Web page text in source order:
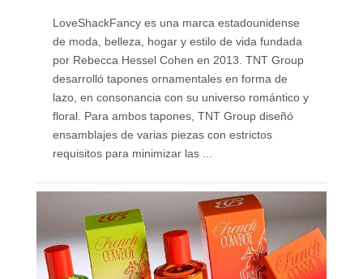
LoveShackFancy es una marca estadounidense
de moda, belleza, hogar y estilo de vida fundada
por Rebecca Hessel Cohen en 2013. TNT Group
desarrolló tapones ornamentales en forma de
lazo, en consonancia con su universo romántico y
floral. Para ambos tapones, TNT Group diseñó
ensamblajes de varias piezas con estrictos
requisitos para minimizar las ...